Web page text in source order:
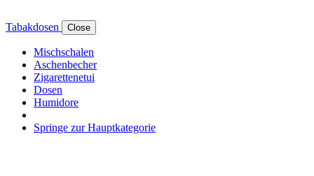
Tabakdosen Close
Mischschalen
Aschenbecher
Zigarettenetui
Dosen
Humidore
Springe zur Hauptkategorie